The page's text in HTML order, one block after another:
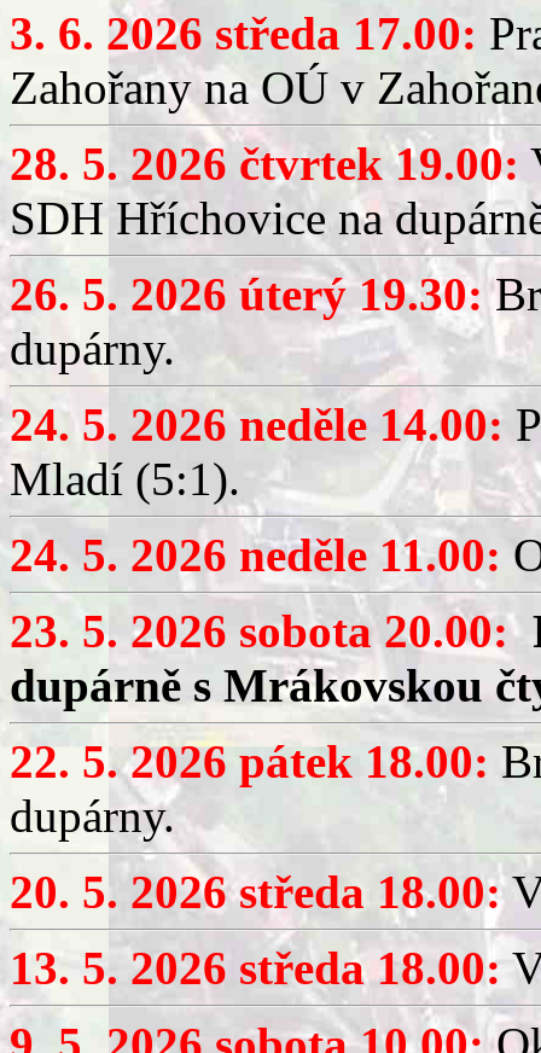
3. 6. 2026 středa 17.00:
Zahořany na OÚ v
28. 5. 2026 čtvrtek 19.00:
SDH Hříchovice na
26. 5. 2026 úterý 19.30:
dupárny.
24. 5. 2026 neděle 14.00:
Mladí (5:1).
24. 5. 2026 neděle 11.00:
23. 5. 2026 sobota 20.00:
dupárně s Mrákovskou
22. 5. 2026 pátek 18.00:
dupárny.
20. 5. 2026 středa 18.00:
13. 5. 2026 středa 18.00: